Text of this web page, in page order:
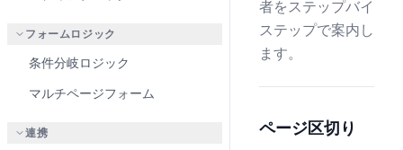
フォームロジック
条件分岐ロジック
マルチページフォーム
連携
者をステップバイ
ステップで案内し
ます。
ページ区切り